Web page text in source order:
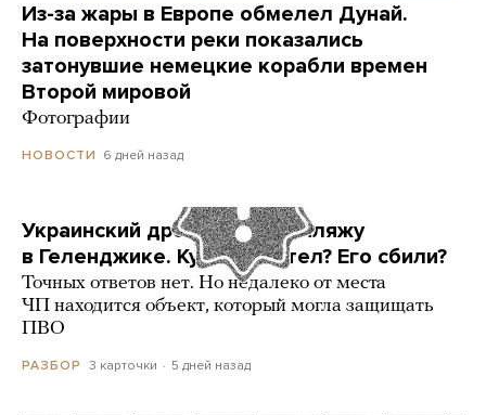
Из-за жары в Европе обмелел Дунай.
На поверхности реки показались
затонувшие немецкие корабли времен
Второй мировой
Фотографии
НОВОСТИ 6 дней назад
Украинский дрон попал по пляжу
в Геленджике. Куда он летел? Его сбили?
Точных ответов нет. Но недалеко от места
ЧП находится объект, который могла защищать
ПВО
РАЗБОР 3 карточки 5 дней назад